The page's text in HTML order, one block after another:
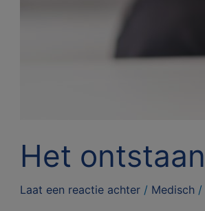
Het
Laat een reactie achter / Medisch/